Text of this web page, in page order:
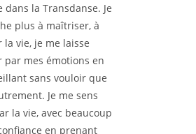
dans la Transdanse. Je
plus à maîtriser, à
la vie, je me laisse
par mes émotions en
sans vouloir que
Je me sens
la vie, avec beaucoup
en prenant